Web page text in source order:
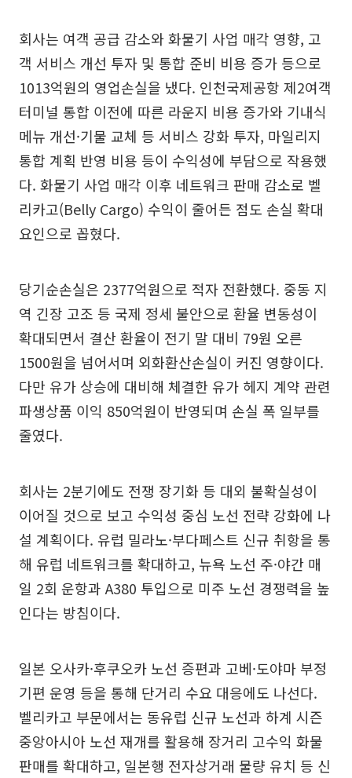
회사는 여객 공급 감소와 화물기 사업 매각 영향, 고
객 서비스 개선 투자 및 통합 준비 비용 증가 등으로
1013억원의 영업손실을 냈다. 인천국제공항 제2여객
터미널 통합 이전에 따른 라운지 비용 증가와 기내식
메뉴 개선·기물 교체 등 서비스 강화 투자, 마일리지
통합 계획 반영 비용 등이 수익성에 부담으로 작용했
다. 화물기 사업 매각 이후 네트워크 판매 감소로 벨
리카고(Belly Cargo) 수익이 줄어든 점도 손실 확대
요인으로 꼽혔다.
당기순손실은 2377억원으로 적자 전환했다. 중동 지
역 긴장 고조 등 국제 정세 불안으로 환율 변동성이
확대되면서 결산 환율이 전기 말 대비 79원 오른
1500원을 넘어서며 외화환산손실이 커진 영향이다.
다만 유가 상승에 대비해 체결한 유가 헤지 계약 관련
파생상품 이익 850억원이 반영되며 손실 폭 일부를
줄였다.
회사는 2분기에도 전쟁 장기화 등 대외 불확실성이
이어질 것으로 보고 수익성 중심 노선 전략 강화에 나
설 계획이다. 유럽 밀라노·부다페스트 신규 취항을 통
해 유럽 네트워크를 확대하고, 뉴욕 노선 주·야간 매
일 2회 운항과 A380 투입으로 미주 노선 경쟁력을 높
인다는 방침이다.
일본 오사카·후쿠오카 노선 증편과 고베·도야마 부정
기편 운영 등을 통해 단거리 수요 대응에도 나선다.
벨리카고 부문에서는 동유럽 신규 노선과 하계 시즌
중앙아시아 노선 재개를 활용해 장거리 고수익 화물
판매를 확대하고, 일본행 전자상거래 물량 유치 등 신